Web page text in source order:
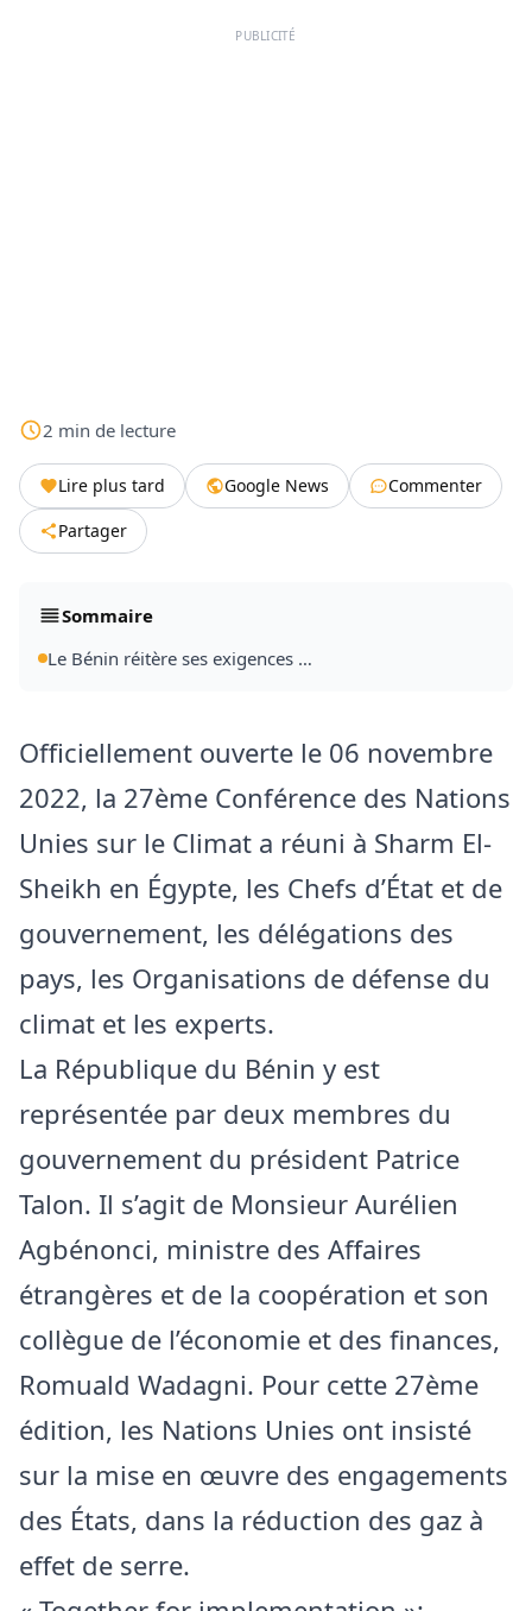
PUBLICITÉ
2 min de lecture
Lire plus tard Google News
Commenter
Partager
Sommaire
Le Bénin réitère ses exigences …
Officiellement ouverte le 06 novembre
2022, la 27ème Conférence des Nations
Unies sur le Climat a réuni à Sharm El-
Sheikh en Égypte, les Chefs d’État et de
gouvernement, les délégations des
pays, les Organisations de défense du
climat et les experts.
La République du Bénin y est
représentée par deux membres du
gouvernement du président Patrice
Talon. Il s’agit de Monsieur Aurélien
Agbénonci, ministre des Affaires
étrangères et de la coopération et son
collègue de l’économie et des finances,
Romuald Wadagni. Pour cette 27ème
édition, les Nations Unies ont insisté
sur la mise en œuvre des engagements
des États, dans la réduction des gaz à
effet de serre.